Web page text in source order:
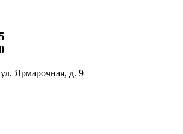
Ярмарочная, д. 9